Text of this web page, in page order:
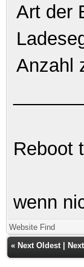
Art der
Anzahl
Reboot
wenn
Website Find
« Next Oldest